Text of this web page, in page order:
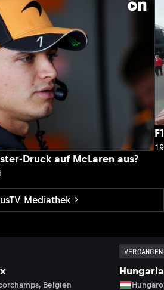
Mediathek
Druck auf McLaren aus?
Belgien
VERGANGEN